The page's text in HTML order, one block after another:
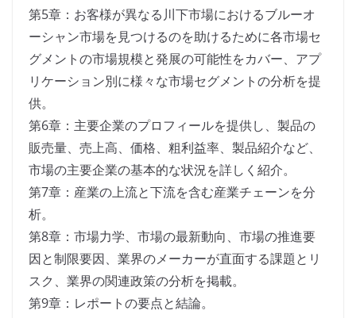
第5章：お客様が異なる川下市場におけるブルーオ
ーシャン市場を見つけるのを助けるために各市場セ
グメントの市場規模と発展の可能性をカバー、アプ
リケーション別に様々な市場セグメントの分析を提
供。
第6章：主要企業のプロフィールを提供し、製品の
販売量、売上高、価格、粗利益率、製品紹介など、
市場の主要企業の基本的な状況を詳しく紹介。
第7章：産業の上流と下流を含む産業チェーンを分
析。
第8章：市場力学、市場の最新動向、市場の推進要
因と制限要因、業界のメーカーが直面する課題とリ
スク、業界の関連政策の分析を掲載。
第9章：レポートの要点と結論。